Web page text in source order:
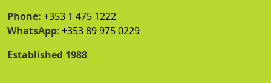
Phone: +353 1 475 1222
WhatsApp: +353 89 975 0229
Established 1988